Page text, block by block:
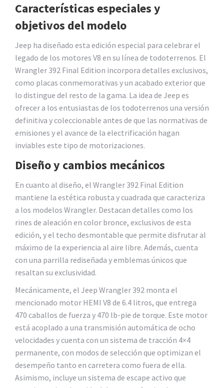
Características especiales y
objetivos del modelo
Jeep ha diseñado esta edición especial para celebrar el
legado de los motores V8 en su línea de todoterrenos. El
Wrangler 392 Final Edition incorpora detalles exclusivos,
como placas conmemorativas y un acabado exterior que
lo distingue del resto de la gama. La idea de Jeep es
ofrecer a los entusiastas de los todoterrenos una versión
definitiva y coleccionable antes de que las normativas de
emisiones y el avance de la electrificación hagan
inviables este tipo de motorizaciones.
Diseño y cambios mecánicos
En cuanto al diseño, el Wrangler 392 Final Edition
mantiene la estética robusta y cuadrada que caracteriza
a los modelos Wrangler. Destacan detalles como los
rines de aleación en color bronce, exclusivos de esta
edición, y el techo desmontable que permite disfrutar al
máximo de la experiencia al aire libre. Además, cuenta
con una parrilla rediseñada y emblemas únicos que
resaltan su exclusividad.
Mecánicamente, el Jeep Wrangler 392 monta el
mencionado motor HEMI V8 de 6.4 litros, que entrega
470 caballos de fuerza y 470 lb-pie de torque. Este motor
está acoplado a una transmisión automática de ocho
velocidades y cuenta con un sistema de tracción 4×4
permanente, con modos de selección que optimizan el
desempeño tanto en carretera como fuera de ella.
Asimismo, incluye un sistema de escape activo que